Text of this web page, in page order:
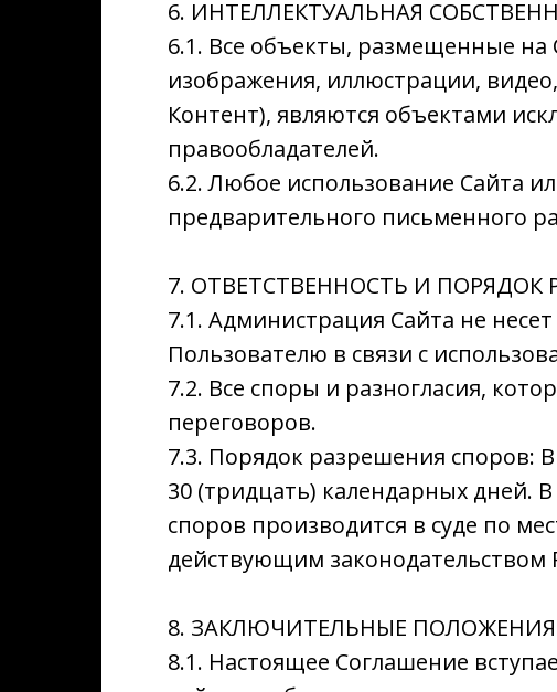
6. ИНТЕЛЛЕКТУАЛЬНАЯ
6.1. Все объекты, размещенные на
изображения, иллюстрации,
Контент), являются объектами
правообладателей.
6.2. Любое использование Сайта
предварительного письменного
7. ОТВЕТСТВЕННОСТЬ И ПОРЯДОК
7.1. Администрация Сайта не
Пользователю в связи с
7.2. Все споры и разногласия,
переговоров.
7.3. Порядок разрешения споров:
30 (тридцать) календарных дней.
споров производится в суде по
действующим законодательством
8. ЗАКЛЮЧИТЕЛЬНЫЕ ПОЛОЖЕНИЯ
8.1. Настоящее Соглашение